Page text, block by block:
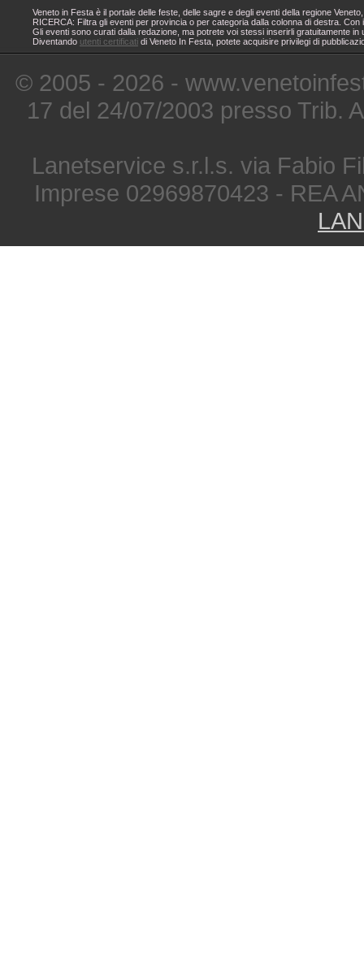
Veneto in Festa è il portale delle feste, delle sagre e degli eventi della regione
RICERCA: Filtra gli eventi per provincia o per categoria dalla colonna di destra.
Gli eventi sono curati dalla redazione, ma potrete voi stessi inserirli gratuitamente
Diventando utenti certificati di Veneto In Festa, potete acquisire privilegi di
© 2005 - 2026 -
17 del 24/07/2003 presso Trib.
Lanetservice s.r.l.s. via Fabio
Imprese 02969870423 - REA